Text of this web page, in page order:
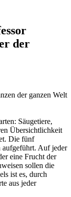
der
der ganzen Welt
Säugetiere,
Übersichtlichkeit
Die fünf
aufgeführt. Auf jeder
eine Frucht der
sollen die
ist es, durch
aus jeder